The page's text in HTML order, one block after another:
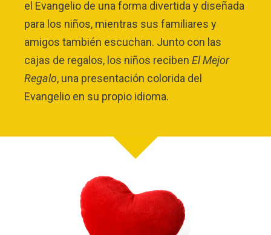
el Evangelio de una forma divertida y diseñada
para los niños, mientras sus familiares y
amigos también escuchan. Junto con las
cajas de regalos, los niños reciben El Mejor
Regalo, una presentación colorida del
Evangelio en su propio idioma.